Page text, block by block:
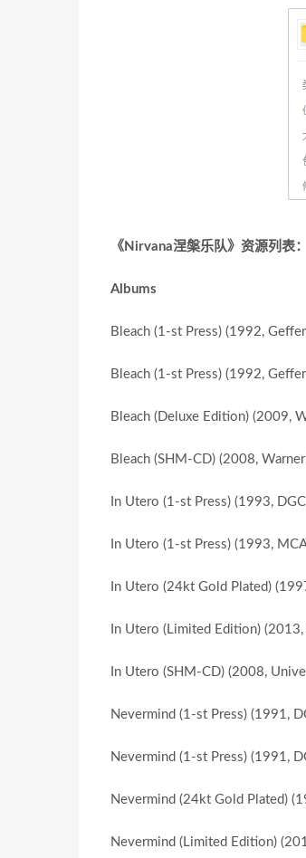
《Nirvana涅槃乐队》资源列表：
Albums
Bleach (1-st Press) (1992,
Bleach (1-st Press) (1992,
Bleach (Deluxe Edition) (2009,
Bleach (SHM-CD) (2008,
In Utero (1-st Press) (1993,
In Utero (1-st Press) (1993,
In Utero (24kt Gold Plated)
In Utero (Limited Edition)
In Utero (SHM-CD) (2008,
Nevermind (1-st Press) (1991,
Nevermind (1-st Press) (1991,
Nevermind (24kt Gold Plated)
Nevermind (Limited Edition)